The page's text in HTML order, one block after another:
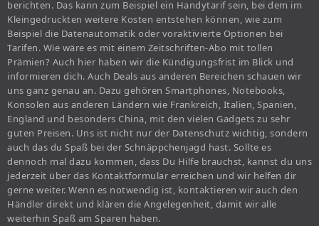
berichten. Das kann zum Beispiel ein Handytarif sein, bei dem im
Kleingedruckten weitere Kosten entstehen können, wie zum
Beispiel die Datenautomatik oder voraktivierte Optionen bei
Tarifen. Wie wäre es mit einem Zeitschriften-Abo mit tollen
Prämien? Auch hier haben wir die Kündigungsfrist im Blick und
informieren dich. Auch Deals aus anderen Bereichen schauen wir
uns ganz genau an. Dazu gehören Smartphones, Notebooks,
Konsolen aus anderen Ländern wie Frankreich, Italien, Spanien,
England und besonders China, mit den vielen Gadgets zu sehr
guten Preisen. Uns ist nicht nur der Datenschutz wichtig, sondern
auch das du Spaß bei der Schnäppchenjagd hast. Sollte es
dennoch mal dazu kommen, dass Du Hilfe brauchst, kannst du uns
jederzeit über das Kontaktformular erreichen und wir helfen dir
gerne weiter. Wenn es notwendig ist, kontaktieren wir auch den
Händler direkt und klären die Angelegenheit, damit wir alle
weiterhin Spaß am Sparen haben.